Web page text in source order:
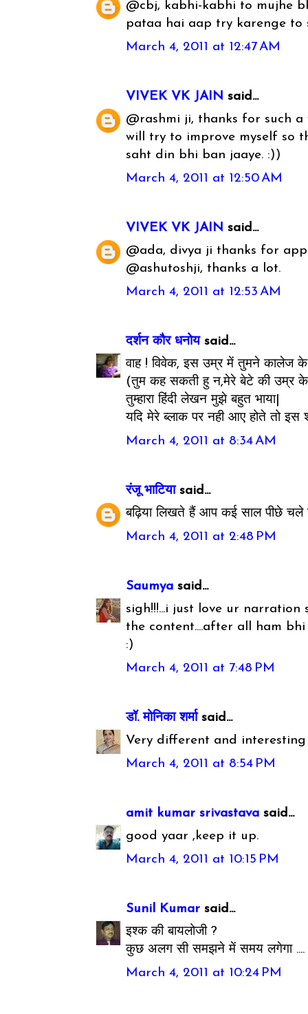
@cbj, kabhi-kabhi to mujhe
pataa hai aap try karenge to
March 4, 2011 at 12:47 AM
VIVEK VK JAIN said...
@rashmi ji, thanks for such a
will try to improve myself so
saht din bhi ban jaaye. :))
March 4, 2011 at 12:50 AM
VIVEK VK JAIN said...
@ada, divya ji thanks for
@ashutoshji, thanks a lot.
March 4, 2011 at 12:53 AM
दर्शन कौर धनोयsaid...
वाह ! विवेक, इस उम्र में तुमने कालेज के
(तुम कह सकती हु न,मेरे बेटे की उम्र के
तुम्हारा हिंदी लेखन मुझे बहुत भाया|
यदि मेरे ब्लाक पर नही आए होते तो
March 4, 2011 at 8:34 AM
रंजू भाटियाsaid...
बढ़िया लिखते हैं आप कई साल पीछे
March 4, 2011 at 2:48 PM
Saumya said...
sigh!!!...i just love ur narration
the content....after all ham
:)
March 4, 2011 at 7:48 PM
डॉ. मोनिका शर्माsaid...
Very different and interesting
March 4, 2011 at 8:54 PM
amit kumar srivastava said...
good yaar ,keep it up.
March 4, 2011 at 10:15 PM
Sunil Kumar said...
इश्क की बायलोजी ?
कुछ अलग सी समझने में समय लगेगा ....
March 4, 2011 at 10:24 PM